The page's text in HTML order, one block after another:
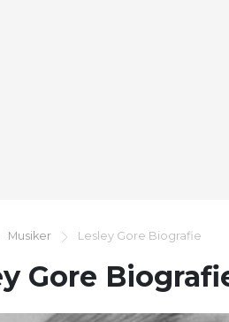
Musiker Lesley Gore Biografie
Gore